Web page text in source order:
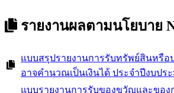
รายงานผลตามนโยบาย
แบบสรุปรายงานการรับทรัพย์สินหรื
อาจคำนวณเป็นเงินได้ ประจำปีงบปร
แบบรายงานการรับของขวัญและของ